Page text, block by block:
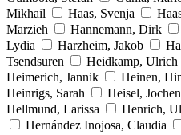
Mikhail
Haas, Svenja
Marzieh
Hannemann, Dirk
Lydia
Harzheim, Jakob
Tsendsuren
Heidkamp, Ulrich
Heimerich, Jannik
Heinen,
Heinrigs, Sarah
Heisel, Jochen
Hellmund, Larissa
Henrich,
Hernández Inojosa, Claudia